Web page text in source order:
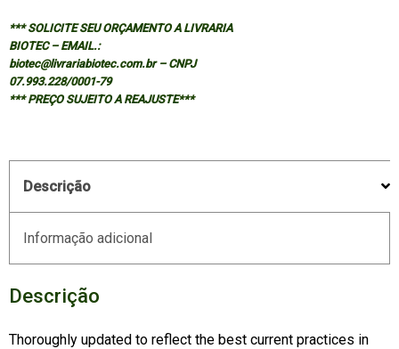
*** SOLICITE SEU ORÇAMENTO A LIVRARIA
BIOTEC – EMAIL.:
biotec@livrariabiotec.com.br – CNPJ
07.993.228/0001-79
*** PREÇO SUJEITO A REAJUSTE***
Descrição
Informação adicional
Descrição
Thoroughly updated to reflect the best current practices in